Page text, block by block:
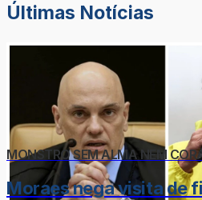
Últimas Notícias
MONSTRO SEM ALMA NEM
Moraes nega visita de